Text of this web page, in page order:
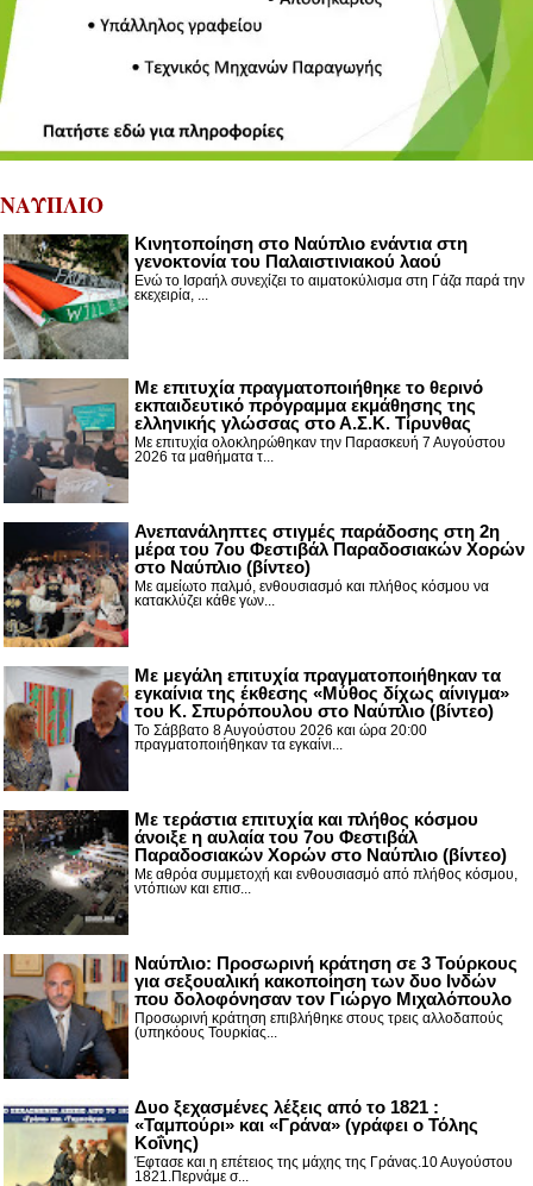
ΝΑΥΠΛΙΟ
Κινητοποίηση στο Ναύπλιο ενάντια στη
γενοκτονία του Παλαιστινιακού λαού
Ενώ το Ισραήλ συνεχίζει το αιματοκύλισμα στη Γάζα παρά την
εκεχειρία, ...
Με επιτυχία πραγματοποιήθηκε το θερινό
εκπαιδευτικό πρόγραμμα εκμάθησης της
ελληνικής γλώσσας στο Α.Σ.Κ. Τίρυνθας
Με επιτυχία ολοκληρώθηκαν την Παρασκευή 7 Αυγούστου
2026 τα μαθήματα τ...
Ανεπανάληπτες στιγμές παράδοσης στη 2η
μέρα του 7ου Φεστιβάλ Παραδοσιακών Χορών
στο Ναύπλιο (βίντεο)
Με αμείωτο παλμό, ενθουσιασμό και πλήθος κόσμου να
κατακλύζει κάθε γων...
Με μεγάλη επιτυχία πραγματοποιήθηκαν τα
εγκαίνια της έκθεσης «Μύθος δίχως αίνιγμα»
του Κ. Σπυρόπουλου στο Ναύπλιο (βίντεο)
Το Σάββατο 8 Αυγούστου 2026 και ώρα 20:00
πραγματοποιήθηκαν τα εγκαίνι...
Με τεράστια επιτυχία και πλήθος κόσμου
άνοιξε η αυλαία του 7ου Φεστιβάλ
Παραδοσιακών Χορών στο Ναύπλιο (βίντεο)
Με αθρόα συμμετοχή και ενθουσιασμό από πλήθος κόσμου,
ντόπιων και επισ...
Ναύπλιο: Προσωρινή κράτηση σε 3 Τούρκους
για σεξουαλική κακοποίηση των δυο Ινδών
που δολοφόνησαν τον Γιώργο Μιχαλόπουλο
Προσωρινή κράτηση επιβλήθηκε στους τρεις αλλοδαπούς
(υπηκόους Τουρκίας...
Δυο ξεχασμένες λέξεις από το 1821 :
«Ταμπούρι» και «Γράνα» (γράφει ο Τόλης
Κοΐνης)
Έφτασε και η επέτειος της μάχης της Γράνας.10 Αυγούστου
1821.Περνάμε σ...